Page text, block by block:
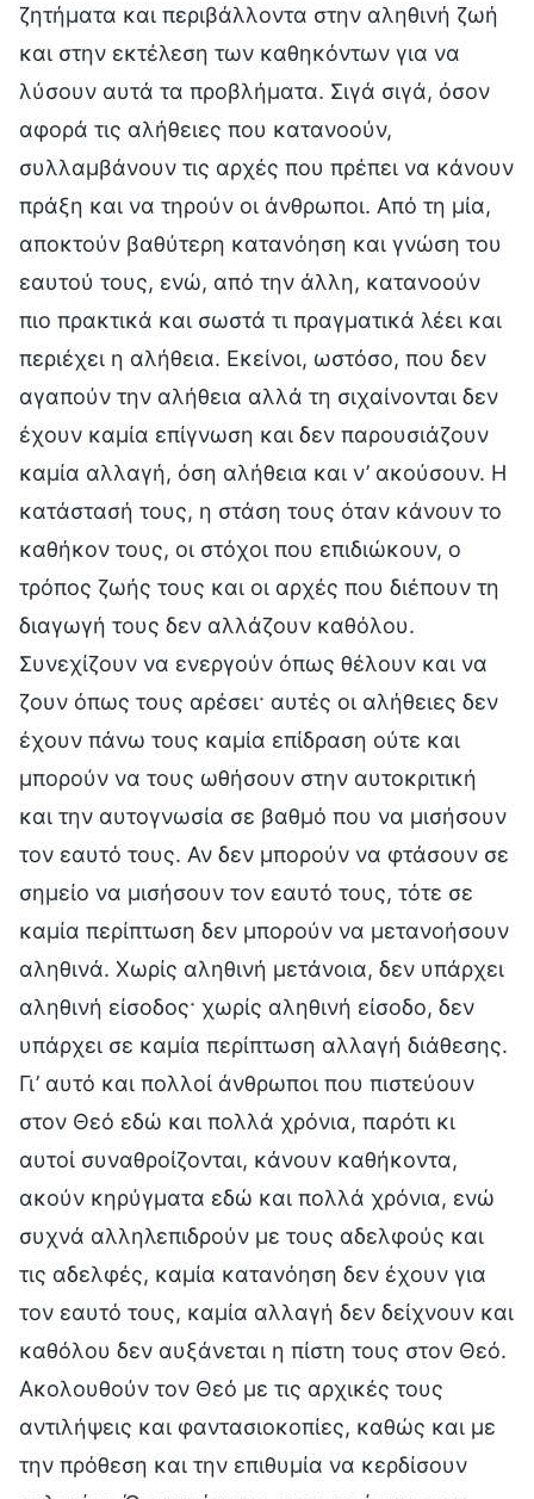
ζητήματα και περιβάλλοντα στην αληθινή ζωή
και στην εκτέλεση των καθηκόντων για να
λύσουν αυτά τα προβλήματα. Σιγά σιγά, όσον
αφορά τις αλήθειες που κατανοούν,
συλλαμβάνουν τις αρχές που πρέπει να κάνουν
πράξη και να τηρούν οι άνθρωποι. Από τη μία,
αποκτούν βαθύτερη κατανόηση και γνώση του
εαυτού τους, ενώ, από την άλλη, κατανοούν
πιο πρακτικά και σωστά τι πραγματικά λέει και
περιέχει η αλήθεια. Εκείνοι, ωστόσο, που δεν
αγαπούν την αλήθεια αλλά τη σιχαίνονται δεν
έχουν καμία επίγνωση και δεν παρουσιάζουν
καμία αλλαγή, όση αλήθεια και ν’ ακούσουν. Η
κατάστασή τους, η στάση τους όταν κάνουν το
καθήκον τους, οι στόχοι που επιδιώκουν, ο
τρόπος ζωής τους και οι αρχές που διέπουν τη
διαγωγή τους δεν αλλάζουν καθόλου.
Συνεχίζουν να ενεργούν όπως θέλουν και να
ζουν όπως τους αρέσει· αυτές οι αλήθειες δεν
έχουν πάνω τους καμία επίδραση ούτε και
μπορούν να τους ωθήσουν στην αυτοκριτική
και την αυτογνωσία σε βαθμό που να μισήσουν
τον εαυτό τους. Αν δεν μπορούν να φτάσουν σε
σημείο να μισήσουν τον εαυτό τους, τότε σε
καμία περίπτωση δεν μπορούν να μετανοήσουν
αληθινά. Χωρίς αληθινή μετάνοια, δεν υπάρχει
αληθινή είσοδος· χωρίς αληθινή είσοδο, δεν
υπάρχει σε καμία περίπτωση αλλαγή διάθεσης.
Γι’ αυτό και πολλοί άνθρωποι που πιστεύουν
στον Θεό εδώ και πολλά χρόνια, παρότι κι
αυτοί συναθροίζονται, κάνουν καθήκοντα,
ακούν κηρύγματα εδώ και πολλά χρόνια, ενώ
συχνά αλληλεπιδρούν με τους αδελφούς και
τις αδελφές, καμία κατανόηση δεν έχουν για
τον εαυτό τους, καμία αλλαγή δεν δείχνουν και
καθόλου δεν αυξάνεται η πίστη τους στον Θεό.
Ακολουθούν τον Θεό με τις αρχικές τους
αντιλήψεις και φαντασιοκοπίες, καθώς και με
την πρόθεση και την επιθυμία να κερδίσουν